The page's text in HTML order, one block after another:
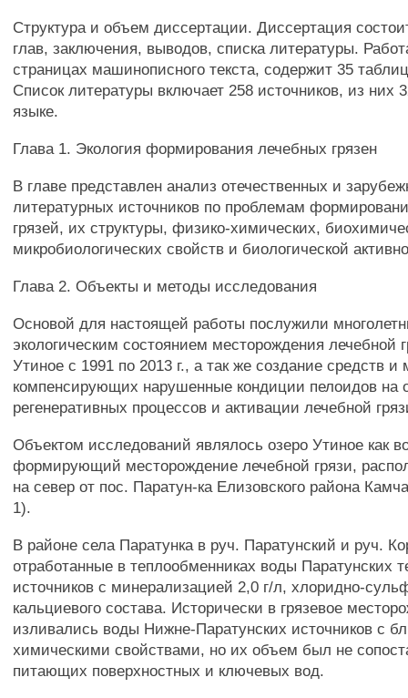
Структура и объем диссертации. Диссертация
глав, заключения, выводов, списка литературы.
страницах машинописного текста, содержит 35
Список литературы включает 258 источников, из них
языке.
Глава 1. Экология формирования лечебных грязен
В главе представлен анализ отечественных и
литературных источников по проблемам
грязей, их структуры, физико-химических,
микробиологических свойств и биологической
Глава 2. Объекты и методы исследования
Основой для настоящей работы послужили
экологическим состоянием месторождения лечебной
Утиное с 1991 по 2013 г., а так же создание средств и
компенсирующих нарушенные кондиции пелоидов на
регенеративных процессов и активации лечебной
Объектом исследований являлось озеро Утиное как
формирующий месторождение лечебной грязи,
на север от пос. Паратун-ка Елизовского района
1).
В районе села Паратунка в руч. Паратунский и руч.
отработанные в теплообменниках воды Паратунских
источников с минерализацией 2,0 г/л, хлоридно-
кальциевого состава. Исторически в грязевое
изливались воды Нижне-Паратунских источников с
химическими свойствами, но их объем был не
питающих поверхностных и ключевых вод.